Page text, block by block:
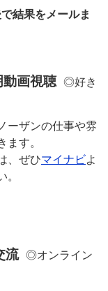
結果をメールま
画視聴 ◎好き
ーザンの仕事や雰
す。
、ぜひマイナビよ
流 ◎オンライン